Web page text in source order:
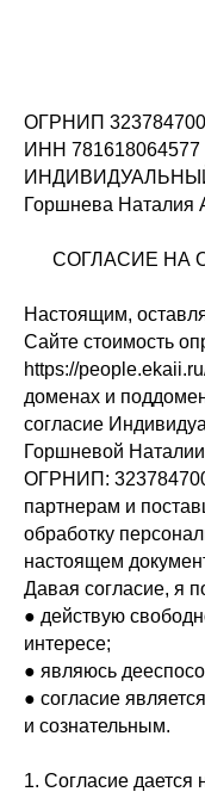
ОГРНИП
ИНН 781618064577
Горшнева Наталия
СОГЛАСИЕ НА
Настоящим,
Сайте стоимость
https://
доменах и
согласие
Горшневой
ОГРНИП:
партнерам и
обработку
настоящем
Давая согласие, я
● действую
интересе;
● являюсь
● согласие
и сознательным.
1. Согласие дается